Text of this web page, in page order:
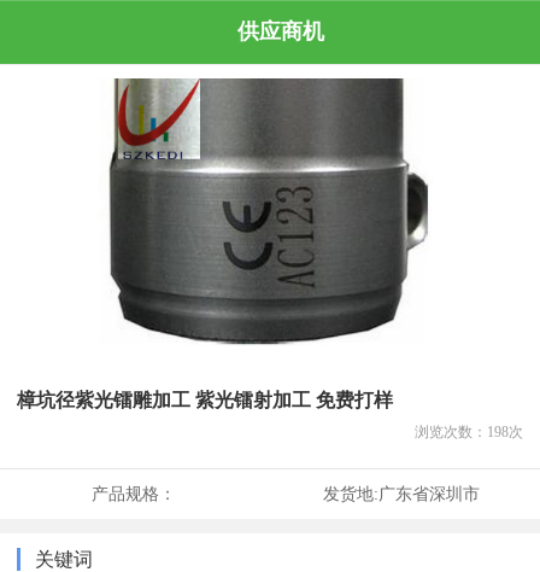
供应商机
樟坑径紫光镭雕加工 紫光镭射加工 免费打样
浏览次数： 198次
产品规格： 发货地:广东省深圳市
关键词